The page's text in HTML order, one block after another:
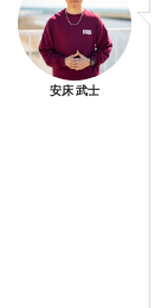
安床 武士